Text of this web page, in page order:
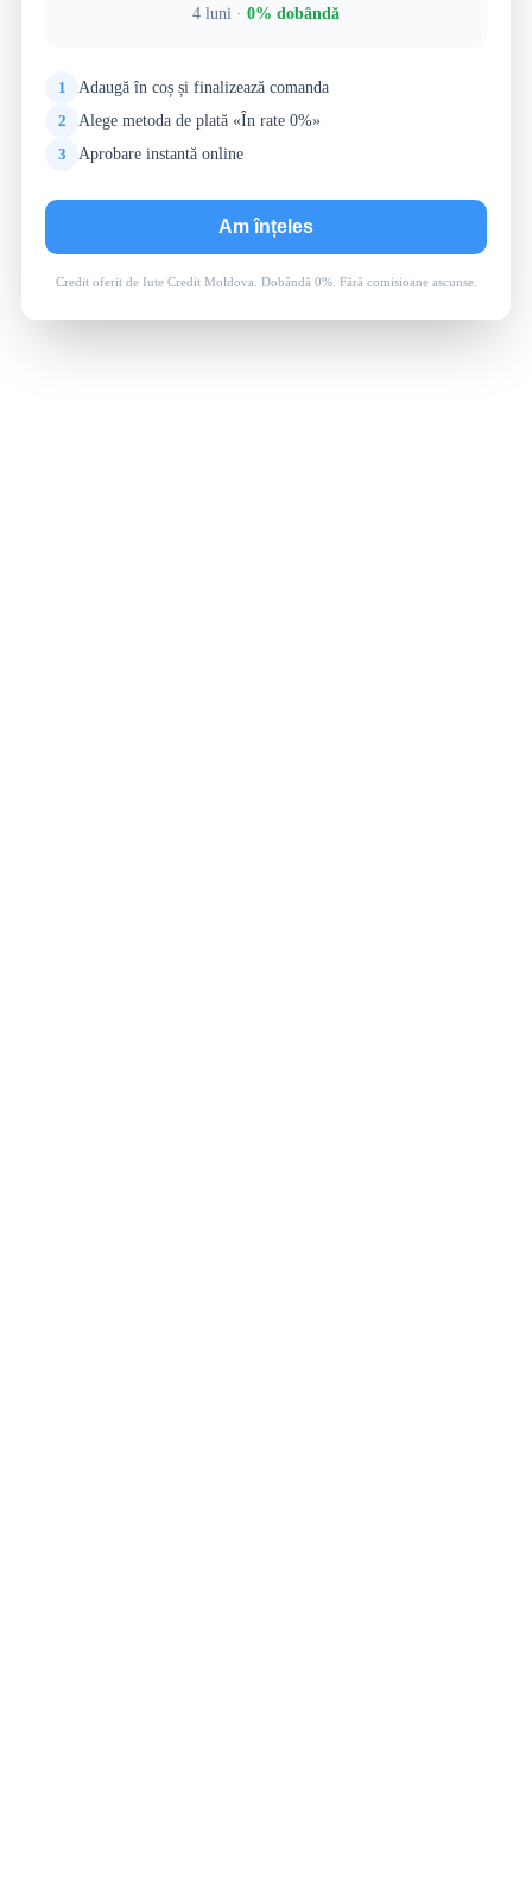
4 luni · 0% dobândă
1
Adaugă în coș și finalizează comanda
2
Alege metoda de plată «În rate 0%»
3
Aprobare instantă online
Am înțeles
Credit oferit de Iute Credit Moldova. Dobândă 0%. Fără comisioane ascunse.